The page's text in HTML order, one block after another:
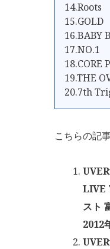
14.Roots
15.GOLD
16.BABY
17.NO.1
18.CORE
19.THE
20.7th
こちらの記
LIVE
スト
2012